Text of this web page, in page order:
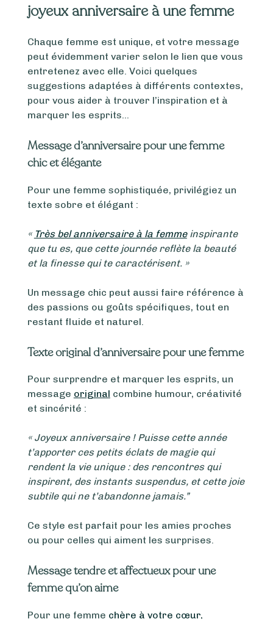
joyeux anniversaire à une femme
Chaque femme est unique, et votre message
peut évidemment varier selon le lien que vous
entretenez avec elle. Voici quelques
suggestions adaptées à différents contextes,
pour vous aider à trouver l’inspiration et à
marquer les esprits…
Message d’anniversaire pour une femme
chic et élégante
Pour une femme sophistiquée, privilégiez un
texte sobre et élégant :
« Très bel anniversaire à la femmeinspirante
que tu es, que cette journée reflète la beauté
et la finesse qui te caractérisent. »
Un message chic peut aussi faire référence à
des passions ou goûts spécifiques, tout en
restant fluide et naturel.
Texte original d’anniversaire pour une femme
Pour surprendre et marquer les esprits, un
message original combine humour, créativité
et sincérité :
« Joyeux anniversaire ! Puisse cette année
t’apporter ces petits éclats de magie qui
rendent la vie unique : des rencontres qui
inspirent, des instants suspendus, et cette joie
subtile qui ne t’abandonne jamais.”
Ce style est parfait pour les amies proches
ou pour celles qui aiment les surprises.
Message tendre et affectueux pour une
femme qu’on aime
Pour une femme chère à votre cœur,